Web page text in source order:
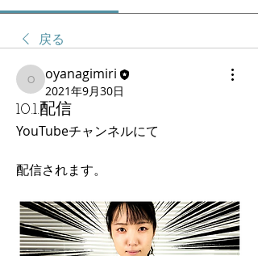
戻る
oyanagimiri
oyanagimiri
2021年9月30日
10.1.配信
YouTubeチャンネルにて
配信されます。